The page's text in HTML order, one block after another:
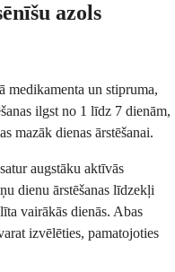
azols
medikamenta un stipruma,
ilgst no 1 līdz 7 dienām,
mazāk dienas ārstēšanai.
augstāku aktīvās
dienu ārstēšanas līdzekļi
vairākās dienās. Abas
izvēlēties, pamatojoties